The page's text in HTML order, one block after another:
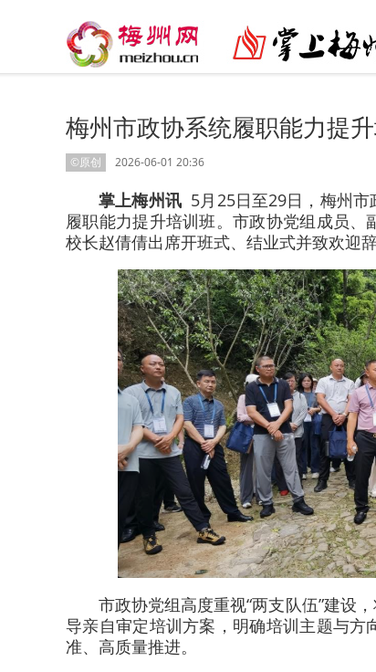
梅州市政协系统履职能力提
©原创 2026-06-01 20:36
掌上梅州讯 5月25日至29日，梅州
履职能力提升培训班。市政协党组成员
校长赵倩倩出席开班式、结业式并致欢迎
市政协党组高度重视“两支队伍”建设
导亲自审定培训方案，明确培训主题与
准、高质量推进。